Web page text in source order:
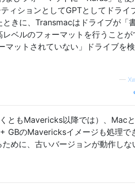
ィションとしてGPTとしてドライ
きに、Transmacはドライブが「
ベルのフォーマットを行うことが
ットされていない」ドライブを
—
ともMavericks以降では）、Mac
GBのMavericksイメージも処理で
めに、古いバージョンが動作しな